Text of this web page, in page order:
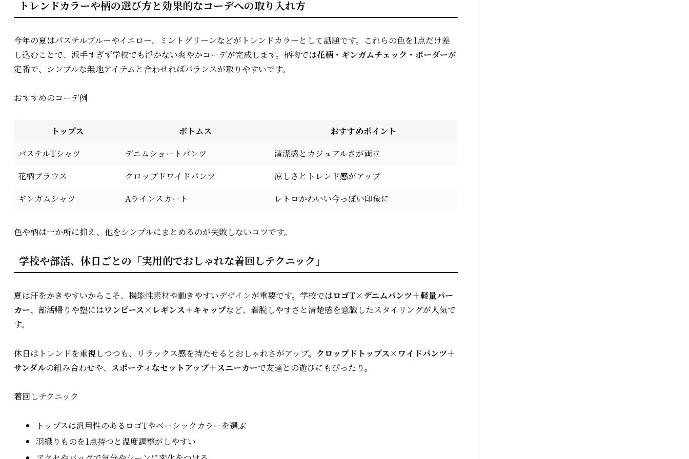
トレンドカラーや柄の選び方と効果的なコーデへの取り入れ方
今年の夏はパステルブルーやイエロー、ミントグリーンなどがトレンドカラーとして話題です。これらの色を1点だけ差
し込むことで、派手すぎず学校でも浮かない爽やかコーデが完成します。柄物では花柄・ギンガムチェック・ボーダーが
定番で、シンプルな無地アイテムと合わせればバランスが取りやすいです。
おすすめのコーデ例
トップス ボトムス
おすすめポイント
パステルTシャツ
デニムショートパンツ
清潔感とカジュアルさが両立
花柄ブラウス
クロップドワイドパンツ
涼しさとトレンド感がアップ
ギンガムシャツ
Aラインスカート レトロかわいい今っぽい印象に
色や柄は一か所に抑え、他をシンプルにまとめるのが失敗しないコツです。
学校や部活、休日ごとの「実用的でおしゃれな着回しテクニック」
夏は汗をかきやすいからこそ、機能性素材や動きやすいデザインが重要です。学校ではロゴT×デニムパンツ＋軽量パー
カー、部活帰りや塾にはワンピース×レギンス＋キャップなど、着脱しやすさと清楚感を意識したスタイリングが人気で
す。
休日はトレンドを重視しつつも、リラックス感を持たせるとおしゃれさがアップ。 クロップドトップス×ワイドパンツ＋
サンダルの組み合わせや、 スポーティなセットアップ＋スニーカーで友達との遊びにもぴったり。
着回しテクニック
トップスは汎用性のあるロゴTやベーシックカラーを選ぶ
羽織りものを1点持つと温度調整がしやすい